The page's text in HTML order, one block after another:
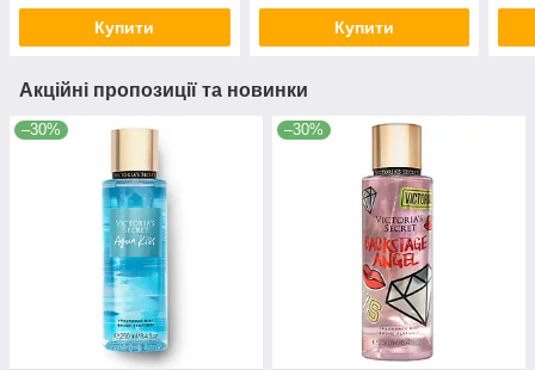
Купити Купити
Акційні пропозиції та новинки
–30% –30%